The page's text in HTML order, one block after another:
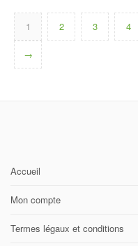
1 2 3 4
→
Accueil
Mon compte
Termes légaux et conditions